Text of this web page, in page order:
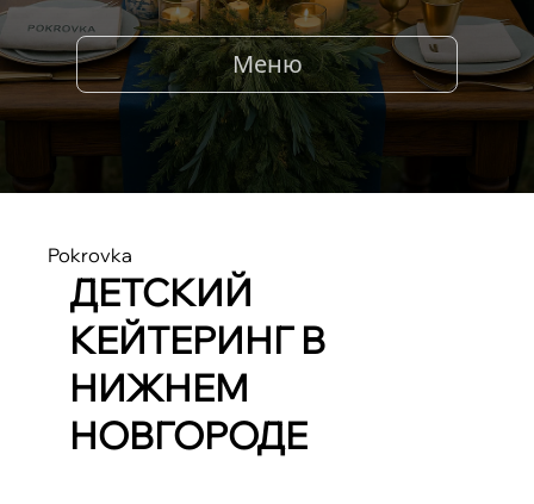
Меню
Pokrovka
ДЕТСКИЙ
КЕЙТЕРИНГ В
НИЖНЕМ
НОВГОРОДЕ